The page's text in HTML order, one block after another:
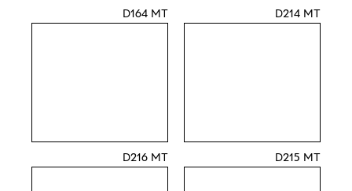
D214 MT
D164 MT
D215 MT
D216 MT